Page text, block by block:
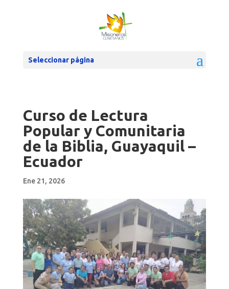
Seleccionar página
Curso de Lectura
Popular y Comunitaria
de la Biblia, Guayaquil –
Ecuador
Ene 21, 2026